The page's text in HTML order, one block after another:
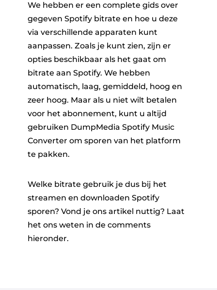
We hebben er een complete gids over
gegeven Spotify bitrate en hoe u deze
via verschillende apparaten kunt
aanpassen. Zoals je kunt zien, zijn er
opties beschikbaar als het gaat om
bitrate aan Spotify. We hebben
automatisch, laag, gemiddeld, hoog en
zeer hoog. Maar als u niet wilt betalen
voor het abonnement, kunt u altijd
gebruiken DumpMedia Spotify Music
Converter om sporen van het platform
te pakken.
Welke bitrate gebruik je dus bij het
streamen en downloaden Spotify
sporen? Vond je ons artikel nuttig? Laat
het ons weten in de comments
hieronder.